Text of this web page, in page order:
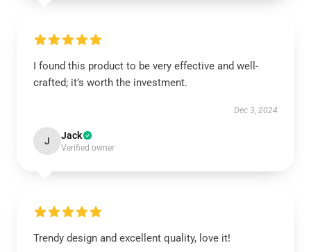
I found this product to be very effective and well-
crafted; it’s worth the investment.
Dec 3, 2024
J Jack
Verified owner
Trendy design and excellent quality, love it!